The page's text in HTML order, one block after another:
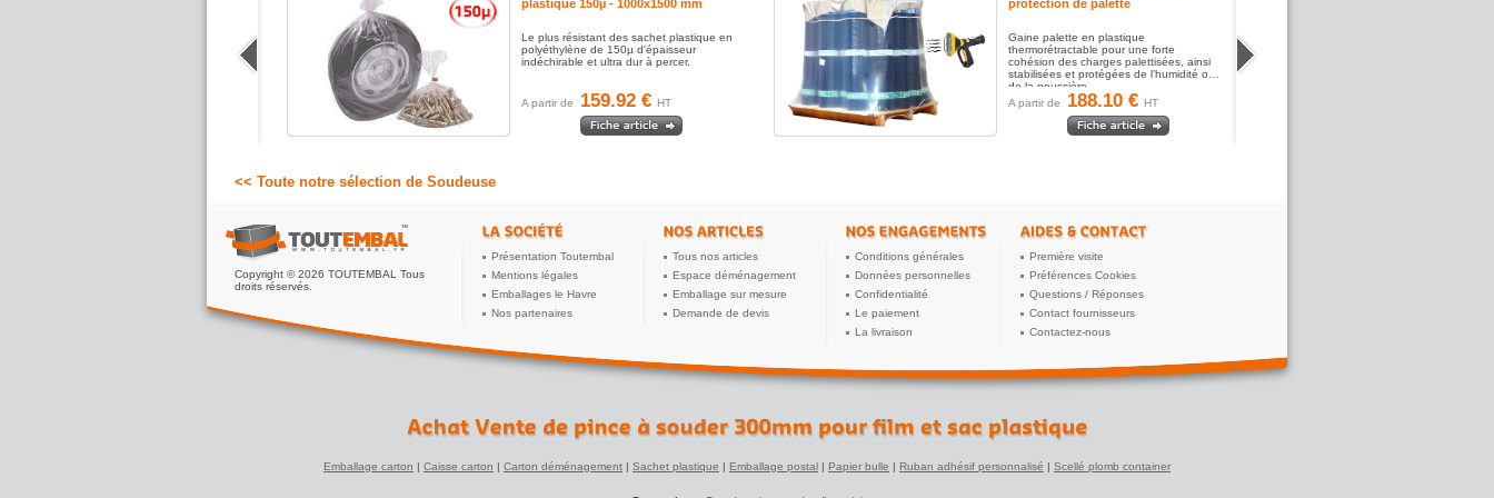
thermique de 450 mm", "Pince à souder
plastique 150µ - 1000x1500 mm
Le plus résistant des sachet plastique en
polyéthylène de 150µ d'épaisseur
indéchirable et ultra dur à percer.
A partir de 159.92 € HT
protection de palette
Gaine palette en plastique
thermorétractable pour une forte
cohésion des charges palettisées, ainsi
stabilisées et protégées de l'humidité ou
de la poussière.
A partir de 188.10 € HT
<< Toute notre sélection de Soudeuse
Copyright © 2026 TOUTEMBAL Tous
droits réservés.
Présentation Toutembal
Mentions légales
Emballages le Havre
Nos partenaires
Tous nos articles
Espace déménagement
Emballage sur mesure
Demande de devis
Conditions générales
Données personnelles
Confidentialité
Le paiement
La livraison
Première visite
Préférences Cookies
Questions / Réponses
Contact fournisseurs
Contactez-nous
Emballage carton | Caisse carton | Carton déménagement | Sachet plastique | Emballage postal | Papier bulle | Ruban adhésif personnalisé | Scellé plomb container